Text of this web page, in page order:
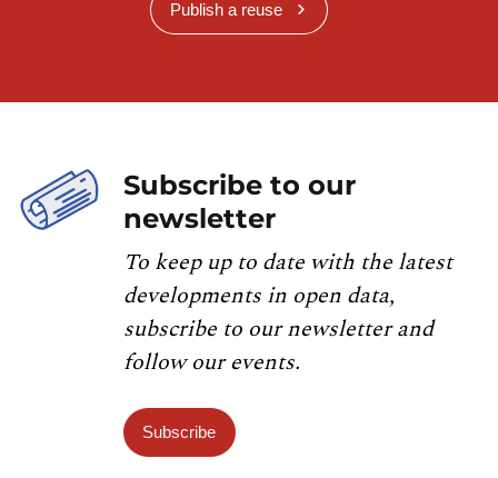
Publish a reuse
Subscribe to our
newsletter
To keep up to date with the latest
developments in open data,
subscribe to our newsletter and
follow our events.
Subscribe